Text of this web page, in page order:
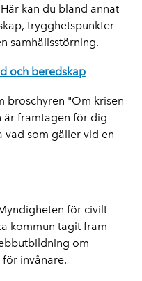
kan du bland annat
trygghetspunkter
samhällsstörning.
och beredskap
broschyren "Om krisen
är framtagen för dig
vad som gäller vid en
för civilt
kommun tagit fram
om
invånare.